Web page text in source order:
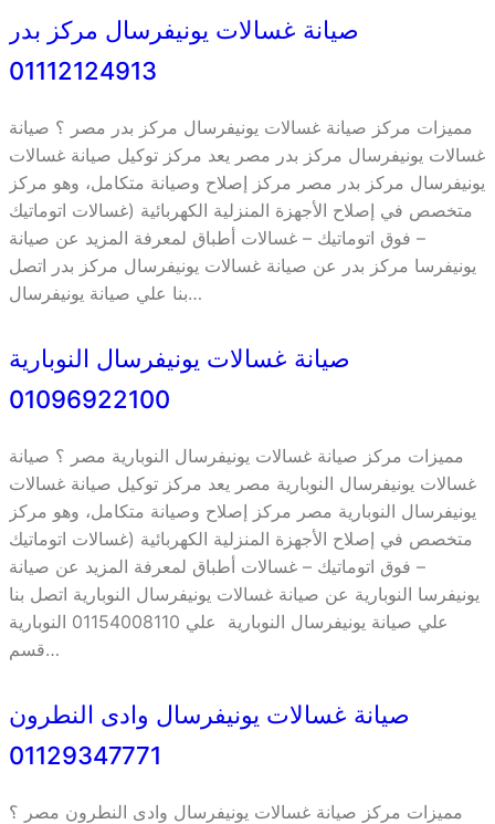
صيانة غسالات يونيفرسال مركز بدر
01112124913
مميزات مركز صيانة غسالات يونيفرسال مركز بدر مصر ؟ صيانة
غسالات يونيفرسال مركز بدر مصر يعد مركز توكيل صيانة غسالات
يونيفرسال مركز بدر مصر مركز إصلاح وصيانة متكامل، وهو مركز
متخصص في إصلاح الأجهزة المنزلية الكهربائية (غسالات اتوماتيك
– فوق اتوماتيك – غسالات أطباق لمعرفة المزيد عن صيانة
يونيفرسا مركز بدر عن صيانة غسالات يونيفرسال مركز بدر اتصل
بنا علي صيانة يونيفرسال…
صيانة غسالات يونيفرسال النوبارية
01096922100
مميزات مركز صيانة غسالات يونيفرسال النوبارية مصر ؟ صيانة
غسالات يونيفرسال النوبارية مصر يعد مركز توكيل صيانة غسالات
يونيفرسال النوبارية مصر مركز إصلاح وصيانة متكامل، وهو مركز
متخصص في إصلاح الأجهزة المنزلية الكهربائية (غسالات اتوماتيك
– فوق اتوماتيك – غسالات أطباق لمعرفة المزيد عن صيانة
يونيفرسا النوبارية عن صيانة غسالات يونيفرسال النوبارية اتصل بنا
علي صيانة يونيفرسال النوبارية علي 01154008110 النوبارية
قسم…
صيانة غسالات يونيفرسال وادى النطرون
01129347771
مميزات مركز صيانة غسالات يونيفرسال وادى النطرون مصر ؟